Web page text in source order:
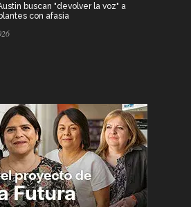
buscan "devolver la voz" a
con afasia